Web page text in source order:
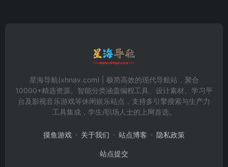
星海导航(xhnav.com) | 极简高效的现代导航站，聚合
10000+精选资源。智能分类涵盖编程工具、设计素材、学习平
台及影视音乐游戏等休闲娱乐站点，支持多引擎搜索与生产力
工具集成，学生/职场人士的上网首选。
摸鱼游戏 关于我们 站点博客 隐私政策
站点提交